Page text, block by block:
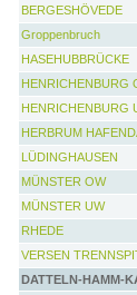
BERGESHÖVEDE
Groppenbruch
HASEHUBBRÜCKE
HENRICHENBURG
HENRICHENBURG
HERBRUM
LÜDINGHAUSEN
MÜNSTER OW
MÜNSTER UW
RHEDE
VERSEN
DATTELN-HAMM-